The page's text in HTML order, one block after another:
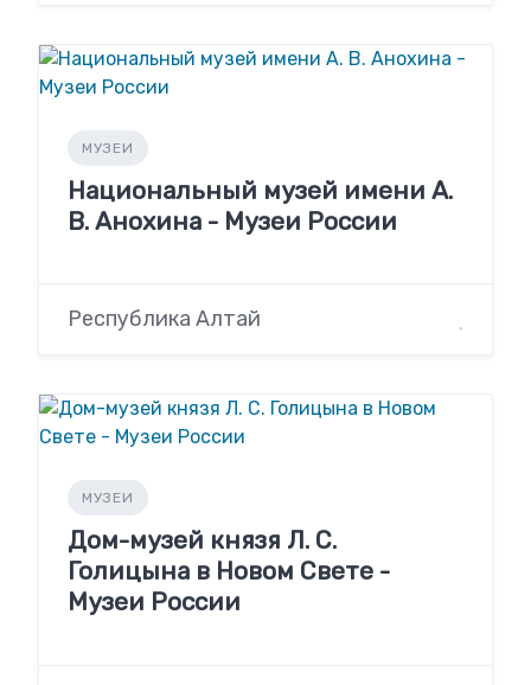
МУЗЕИ
Национальный музей имени А.
В. Анохина - Музеи России
Республика Алтай
МУЗЕИ
Дом-музей князя Л. С.
Голицына в Новом Свете -
Музеи России